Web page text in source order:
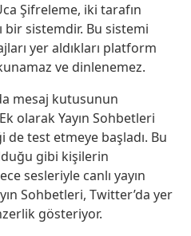
Şifreleme, iki tarafın
bir sistemdir. Bu sistemi
yer aldıkları platform
ve dinlenemez.
mesaj kutusunun
olarak Yayın Sohbetleri
de test etmeye başladı. Bu
gibi kişilerin
sesleriyle canlı yayın
Sohbetleri, Twitter’da yer
gösteriyor.